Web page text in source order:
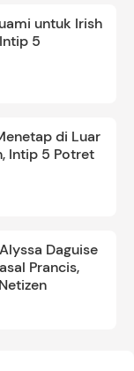
untuk Irish
5
di Luar
Intip 5 Potret
Daguise
Prancis,